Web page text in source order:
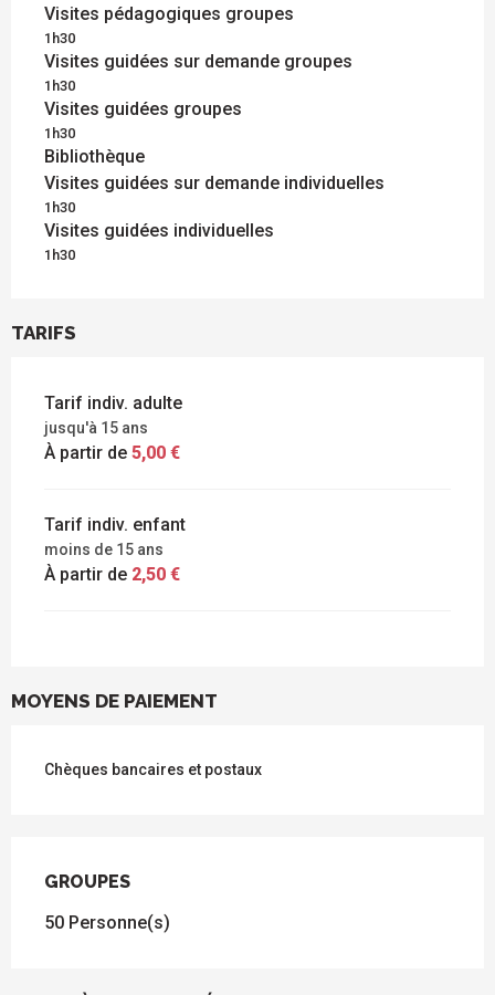
Visites pédagogiques groupes
1h30
Visites guidées sur demande groupes
1h30
Visites guidées groupes
1h30
Bibliothèque
Visites guidées sur demande individuelles
1h30
Visites guidées individuelles
1h30
TARIFS
Tarif indiv. adulte
jusqu'à 15 ans
À partir de 5,00 €
Tarif indiv. enfant
moins de 15 ans
À partir de 2,50 €
MOYENS DE PAIEMENT
Chèques bancaires et postaux
GROUPES
GROUPES
50 Personne(s)